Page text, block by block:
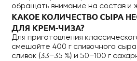
обращать внимание на состав и
КАКОЕ КОЛИЧЕСТВО СЫРА
ДЛЯ КРЕМ-ЧИЗА?
Для приготовления
смешайте 400 г сливочного
сливок (33–35 %) и 50–100 г